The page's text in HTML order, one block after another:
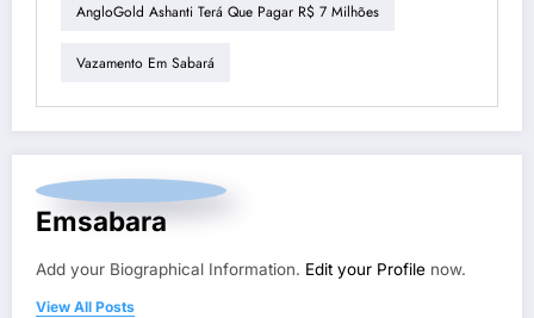
AngloGold Ashanti Terá Que Pagar R$ 7 Milhões
Vazamento Em Sabará
Emsabara
Add your Biographical Information. Edit your Profile now.
View All Posts